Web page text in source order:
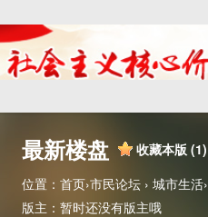
最新楼盘 收藏本版 (1)
位置： 首页›市民论坛 › 城市生活›
版主： 暂时还没有版主哦